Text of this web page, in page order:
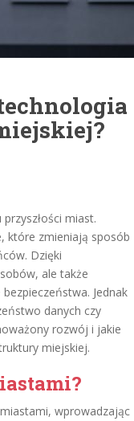
miast.
które zmieniają sposób
Dzięki
ale także
Jednak
danych czy
rozwój i jakie
miejskiej.
wprowadzając